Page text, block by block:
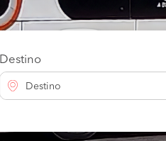
Destino
Destino